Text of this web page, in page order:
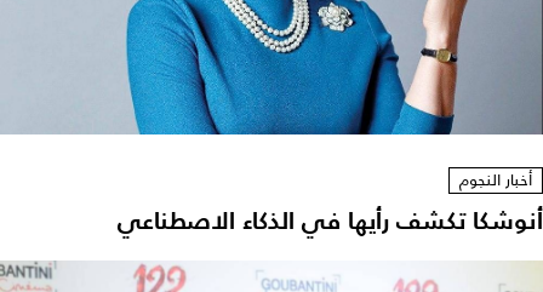
أخبار النجوم
أنوشكا تكشف رأيها في الذكاء الاصطناعي